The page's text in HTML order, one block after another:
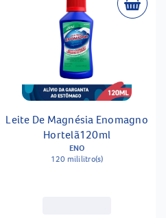
Leite De Magnésia Enomagno
Hortelã120ml
ENO
120 mililitro(s)